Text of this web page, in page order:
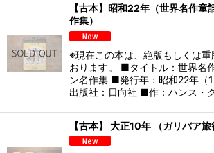
【古本】昭和22年（世界名作童
作集）
※現在この本は、絶版もしくは重
おります。 ■タイトル：世界名
ン名作集 ■発行年：昭和22年（
出版社：日向社 ■作：ハンス・
【古本】 大正10年 （ガリバア旅